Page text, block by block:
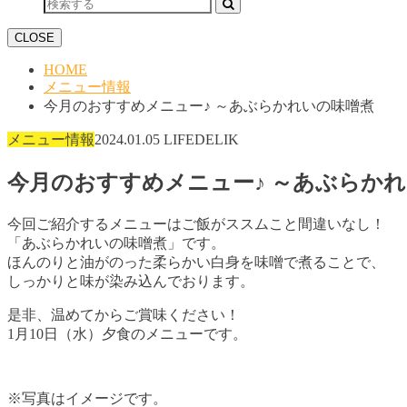
CLOSE
HOME
メニュー情報
今月のおすすめメニュー♪ ～あぶらかれいの味噌煮
メニュー情報2024.01.05 LIFEDELIK
今月のおすすめメニュー♪ ～あぶらか
今回ご紹介するメニューはご飯がススムこと間違いなし！
「あぶらかれいの味噌煮」です。
ほんのりと油がのった柔らかい白身を味噌で煮ることで、
しっかりと味が染み込んでおります。
是非、温めてからご賞味ください！
1月10日（水）夕食のメニューです。
※写真はイメージです。